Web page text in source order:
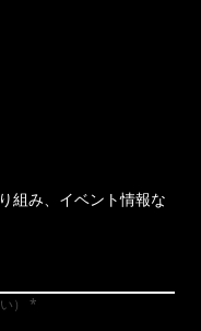
組み、イベント情報な
）